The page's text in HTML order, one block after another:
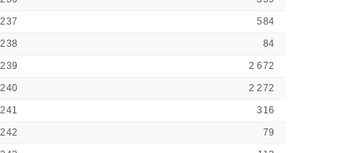
584
84
2 672
2 272
316
79